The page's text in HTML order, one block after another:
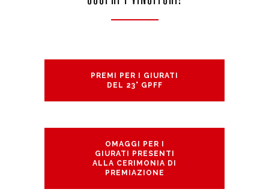
PREMI PER I GIURATI
DEL 23° GPFF
OMAGGI PER I
GIURATI PRESENTI
ALLA CERIMONIA DI
PREMIAZIONE